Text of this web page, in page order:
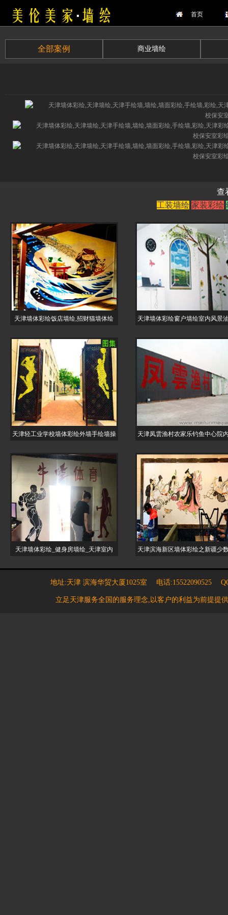
首页
全部案例 商业墙绘
查
工装墙绘 家装彩绘
天津墙体彩绘饭店墙绘,招财猫墙体绘 天津墙体彩绘窗户墙绘室内风景
天津轻工业学校墙体彩绘外墙手绘墙操 天津凤雲渔村农家乐钓鱼中心院
天津墙体彩绘_健身房墙绘_天津室内 天津滨海新区墙体彩绘之新疆少
地址:天津 滨海华贸大厦1025室 电话:15522090525
立足天津服务全国的服务理念,以客户的利益为前提提